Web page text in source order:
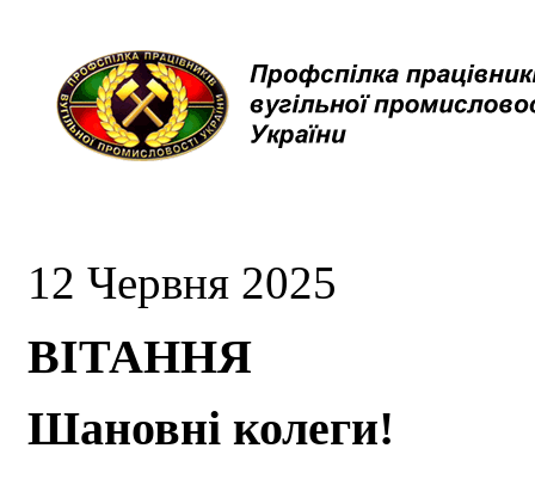
12 Червня 2025
ВІТАННЯ
Шановні колеги!